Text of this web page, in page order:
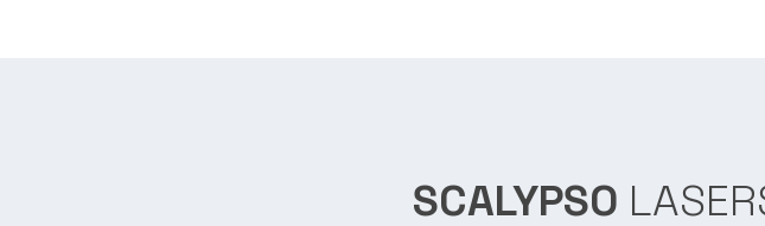
SCALYPSO